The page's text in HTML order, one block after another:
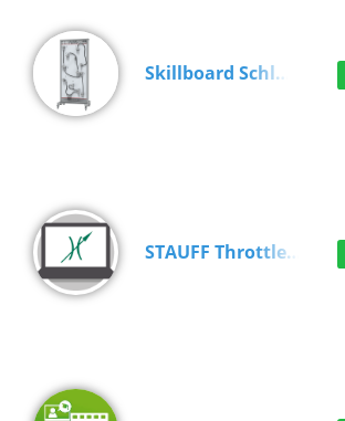
Skillboard Schl…
STAUFF Throttle…